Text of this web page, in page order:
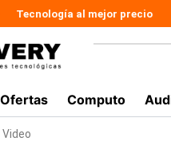
al mejor precio
Ofertas Computo